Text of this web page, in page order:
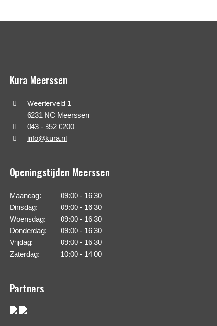
Kura Meerssen
Weerterveld 1
6231 NC Meerssen
043 - 352 0200
info@kura.nl
Openingstijden Meerssen
Maandag:
09:00 - 16:30
Dinsdag:
09:00 - 16:30
Woensdag:
09:00 - 16:30
Donderdag:
09:00 - 16:30
Vrijdag:
09:00 - 16:30
Zaterdag:
10:00 - 14:00
Partners